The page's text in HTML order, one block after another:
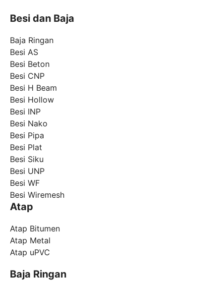
Besi dan Baja
Baja Ringan
Besi AS
Besi Beton
Besi CNP
Besi H Beam
Besi Hollow
Besi INP
Besi Nako
Besi Pipa
Besi Plat
Besi Siku
Besi UNP
Besi WF
Besi Wiremesh
Atap
Atap Bitumen
Atap Metal
Atap uPVC
Baja Ringan